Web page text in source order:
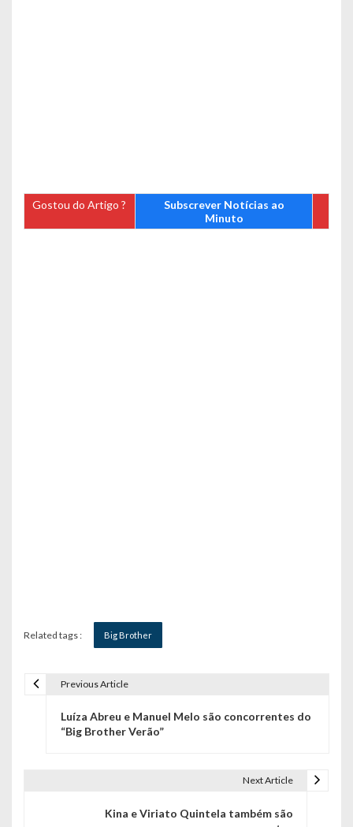
Gostou do Artigo ?
Subscrever Notícias ao
Minuto
Related tags : Big Brother
Previous Article
Luíza Abreu e Manuel Melo são concorrentes do
“Big Brother Verão”
Next Article
Kina e Viriato Quintela também são